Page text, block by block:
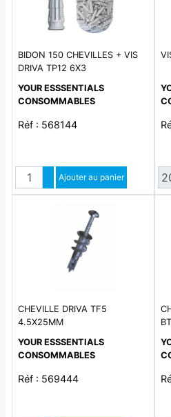
BIDON 150 CHEVILLES + VIS
DRIVA TP12 6X3
YOUR ESSSENTIALS
CONSOMMABLES
Réf : 568144
QuantitéAugmenter quantité
Diminuer quantité
Ajouter au panier
CHEVILLE DRIVA TF5
4.5X25MM
YOUR ESSSENTIALS
CONSOMMABLES
Réf : 569444